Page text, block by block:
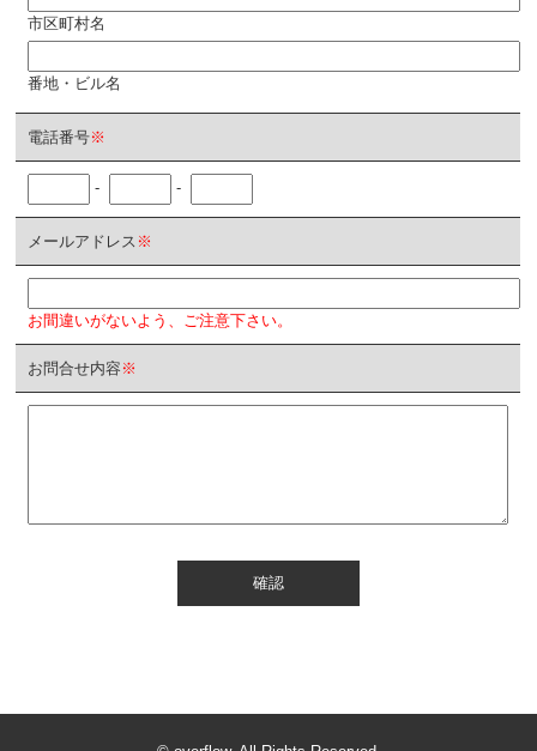
市区町村名
番地・ビル名
電話番号※
- -
メールアドレス ※
お間違いがないよう、ご注意下さい。
お問合せ内容 ※
確認